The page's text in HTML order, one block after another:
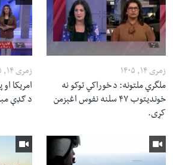
زمری ۱۴, ۱۴۰۵
ملگري ملتونه: د خوراکي توکو نه
خوندیتوب ۴۷ سلنه نفوس اغېزمن
کړی.
زمری ۱۴, ۱۴۰۵
امریکا
د ګډې